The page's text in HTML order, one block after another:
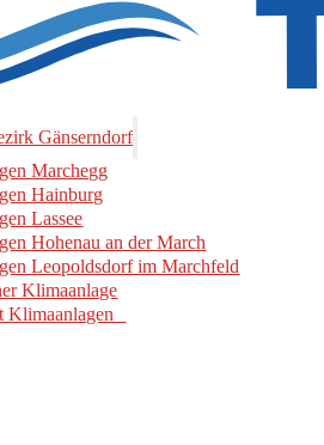
Gänserndorf
Marchegg
Hainburg
Lassee
Hohenau an der March
Leopoldsdorf im Marchfeld
Klimaanlage
Klimaanlagen